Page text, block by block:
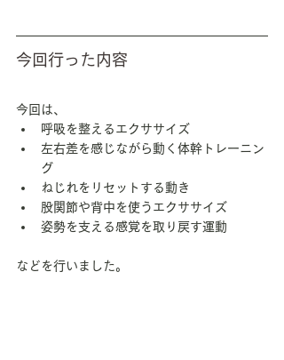
今回行った内容
今回は、
呼吸を整えるエクササイズ
左右差を感じながら動く体幹トレーニン
グ
ねじれをリセットする動き
股関節や背中を使うエクササイズ
姿勢を支える感覚を取り戻す運動
などを行いました。